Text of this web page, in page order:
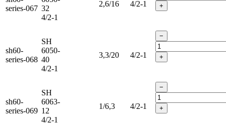
series-067 32
4/2-1
2,6/16 4/2-1 +
sh60-
series-068
SH
6050-
40
4/2-1
3,3/20 4/2-1
−
+
sh60-
series-069
SH
6063-
12
4/2-1
1/6,3 4/2-1
−
+